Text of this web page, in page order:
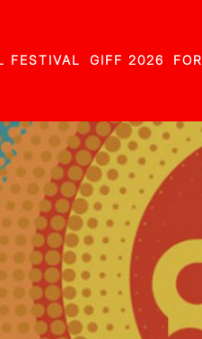
FESTIVAL GIFF 2026